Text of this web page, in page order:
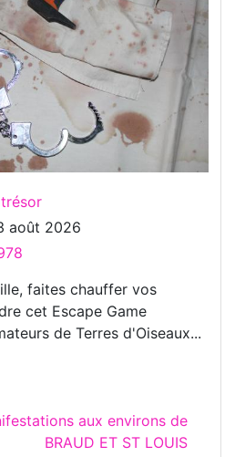
août 2026
faites chauffer vos
cet Escape Game
de Terres d'Oiseaux...
aux environs de
BRAUD ET ST LOUIS